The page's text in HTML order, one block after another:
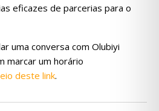
eficazes de parcerias para o
uma conversa com Olubiyi
marcar um horário
deste link.